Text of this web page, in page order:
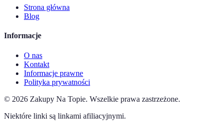
Strona główna
Blog
Informacje
O nas
Kontakt
Informacje prawne
Polityka prywatności
© 2026 Zakupy Na Topie. Wszelkie prawa zastrzeżone.
Niektóre linki są linkami afiliacyjnymi.